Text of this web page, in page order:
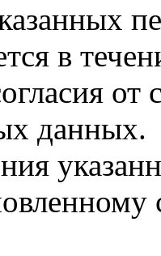
в
от
данных.